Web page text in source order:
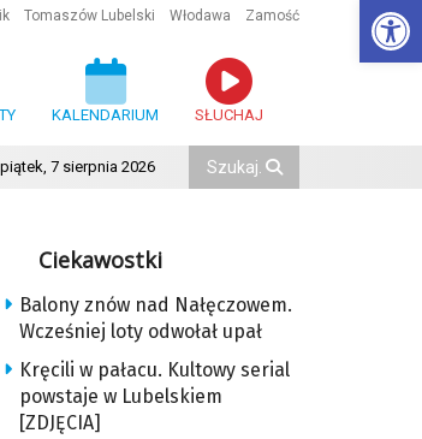
Tomaszów Lubelski Włodawa Zamość
KALENDARIUM SŁUCHAJ
piątek, 7 sierpnia 2026
Ciekawostki
Balony znów nad Nałęczowem.
Wcześniej loty odwołał upał
Kręcili w pałacu. Kultowy serial
powstaje w Lubelskiem
[ZDJĘCIA]